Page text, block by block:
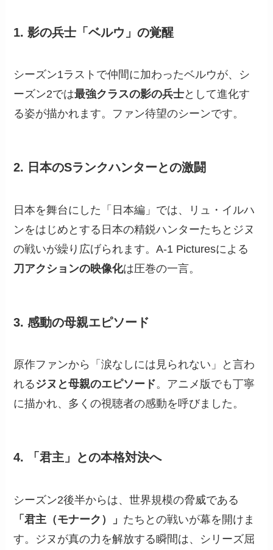
1. 影の兵士「ベルウ」の覚醒
シーズン1ラストで仲間に加わったベルウが、シ
ーズン2では最強クラスの影の兵士として進化す
る姿が描かれます。ファン待望のシーンです。
2. 日本のSランクハンターとの激闘
日本を舞台にした「日本編」では、リュ・イルハ
ンをはじめとする日本の精鋭ハンターたちとジヌ
の戦いが繰り広げられます。A-1 Picturesによる
刀アクションの映像化は圧巻の一言。
3. 感動の母親エピソード
原作ファンから「涙なしには見られない」と言わ
れる ジヌと母親のエピソード。アニメ版でも丁寧
に描かれ、多くの視聴者の感動を呼びました。
4. 「君主」との本格対決へ
シーズン2後半からは、世界規模の脅威である
「君主（モナーク）」 たちとの戦いが幕を開けま
す。ジヌが真の力を解放する瞬間は、シリーズ屈